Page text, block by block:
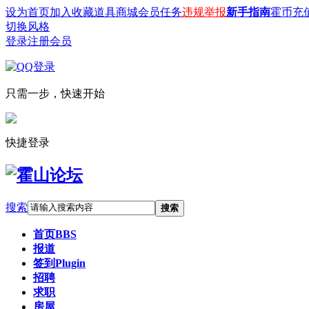
设为首页加入收藏道具商城会员任务违规举报新手指南霍币充
切换风格
登录注册会员
只需一步，快速开始
快捷登录
搜索 搜索
首页BBS
报道
签到Plugin
招聘
求职
房屋